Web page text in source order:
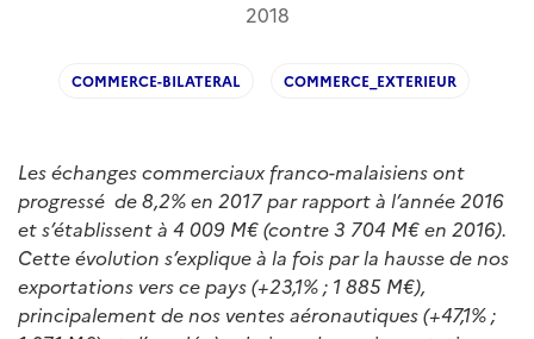
2018
COMMERCE-BILATERAL COMMERCE_EXTERIEUR
Les échanges commerciaux franco-malaisiens ont
progressé de 8,2% en 2017 par rapport à l’année 2016
et s’établissent à 4 009 M€ (contre 3 704 M€ en 2016).
Cette évolution s’explique à la fois par la hausse de nos
exportations vers ce pays (+23,1% ; 1 885 M€),
principalement de nos ventes aéronautiques (+47,1% ;